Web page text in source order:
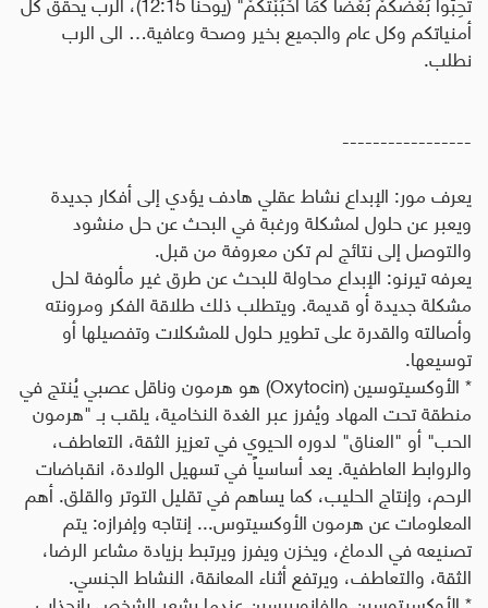
أمنياتكم وكل عام والجميع بخير وصحة وعافية… الى الرب
نطلب.
-----------------
يعرف مور: الإبداع نشاط عقلي هادف يؤدي إلى أفكار جديدة
ويعبر عن حلول لمشكلة ورغبة في البحث عن حل منشود
والتوصل إلى نتائج لم تكن معروفة من قبل.
يعرفه تيرنو: الإبداع محاولة للبحث عن طرق غير مألوفة لحل
مشكلة جديدة أو قديمة. ويتطلب ذلك طلاقة الفكر ومرونته
وأصالته والقدرة على تطوير حلول للمشكلات وتفصيلها أو
توسيعها.
* الأوكسيتوسين(Oxytocin) هو هرمون وناقل عصبي يُنتج في
منطقة تحت المهاد ويُفرز عبر الغدة النخامية، يلقب بـ "هرمون
الحب" أو "العناق" لدوره الحيوي في تعزيز الثقة، التعاطف،
والروابط العاطفية. يعد أساسياً في تسهيل الولادة، انقباضات
الرحم، وإنتاج الحليب، كما يساهم في تقليل التوتر والقلق.أهم
المعلومات عن هرمون الأوكسيتوس... إنتاجه وإفرازه: يتم
تصنيعهفي الدماغ، ويخزن ويفرز ويرتبط بزيادة مشاعر الرضا،
الثقة، والتعاطف، ويرتفع أثناء المعانقة، النشاط الجنسي.